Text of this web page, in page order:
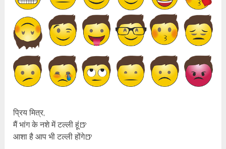
प्रिय मित्र,
मैं भांग के नशे में टल्ली हूं🍺
आशा है आप भी टल्ली होंगे🍺